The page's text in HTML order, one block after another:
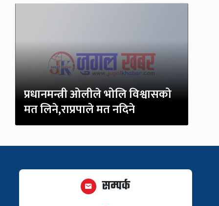
प्रधानमन्त्री ओलीले भोलि विश्वासको
मत लिने,राप्रपाले मत नदिने
सम्पर्क